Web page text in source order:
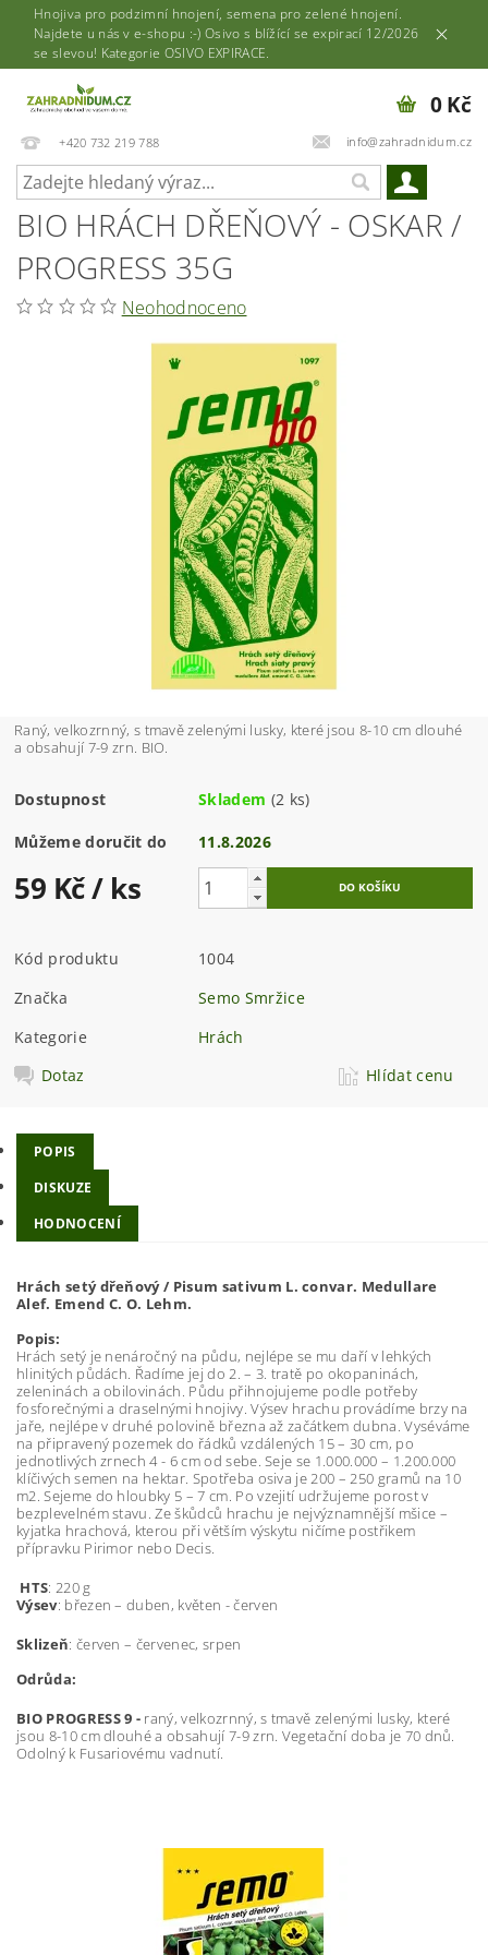
Hnojiva pro podzimní hnojení, semena pro zelené hnojení.
Najdete u nás v e-shopu :-) Osivo s blížící se expirací 12/2026
se slevou! Kategorie OSIVO EXPIRACE.
+420 732 219 788 info@zahradnidum.cz
0 Kč
BIO HRÁCH DŘEŇOVÝ - OSKAR /
PROGRESS 35G
Neohodnoceno
Raný, velkozrnný, s tmavě zelenými lusky, které jsou 8-10 cm dlouhé
a obsahují 7-9 zrn. BIO.
Dostupnost Skladem (2 ks)
Můžeme doručit do 11.8.2026
59 Kč/ ks
Kód produktu
1004
Značka
Semo Smržice
Kategorie
Hrách
Dotaz
Hlídat cenu
POPIS
DISKUZE
HODNOCENÍ
Hrách setý dřeňový / Pisum sativum L. convar. Medullare
Alef. Emend C. O. Lehm.
Popis:
Hrách setý je nenáročný na půdu, nejlépe se mu daří v lehkých
hlinitých půdách. Řadíme jej do 2. – 3. tratě po okopaninách,
zeleninách a obilovinách. Půdu přihnojujeme podle potřeby
fosforečnými a draselnými hnojivy. Výsev hrachu provádíme brzy na
jaře, nejlépe v druhé polovině března až začátkem dubna. Vyséváme
na připravený pozemek do řádků vzdálených 15 – 30 cm, po
jednotlivých zrnech 4 - 6 cm od sebe. Seje se 1.000.000 – 1.200.000
klíčivých semen na hektar. Spotřeba osiva je 200 – 250 gramů na 10
m2. Sejeme do hloubky 5 – 7 cm. Po vzejití udržujeme porost v
bezplevelném stavu. Ze škůdců hrachu je nejvýznamnější mšice –
kyjatka hrachová, kterou při větším výskytu ničíme postřikem
přípravku Pirimor nebo Decis.
HTS: 220 g
Výsev: březen – duben, květen - červen
Sklizeň: červen – červenec, srpen
Odrůda:
BIO PROGRESS 9 - raný, velkozrnný, s tmavě zelenými lusky, které
jsou 8-10 cm dlouhé a obsahují 7-9 zrn. Vegetační doba je 70 dnů.
Odolný k Fusariovému vadnutí.